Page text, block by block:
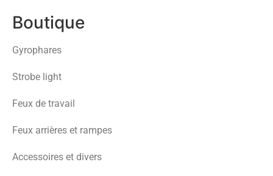
Boutique
Gyrophares
Strobe light
Feux de travail
Feux arrières et rampes
Accessoires et divers